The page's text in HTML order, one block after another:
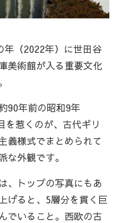
（2022年）に世田谷
美術館が入る重要文化
90年前の昭和9年
を惹くのが、古代ギリ
義様式でまとめられて
な外観です。
、トップの写真にもあ
げると、5層分を貫く巨
でいること。西欧の古